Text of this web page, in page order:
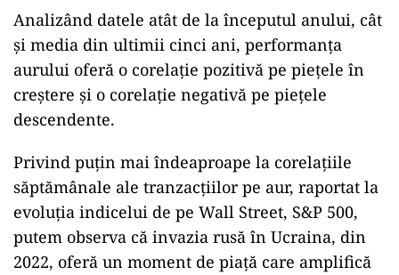
Analizând datele atât de la începutul anului, cât
și media din ultimii cinci ani, performanța
aurului oferă o corelație pozitivă pe piețele în
creștere și o corelație negativă pe piețele
descendente.
Privind puțin mai îndeaproape la corelațiile
săptămânale ale tranzacțiilor pe aur, raportat la
evoluția indicelui de pe Wall Street, S&P 500,
putem observa că invazia rusă în Ucraina, din
2022, oferă un moment de piață care amplifică